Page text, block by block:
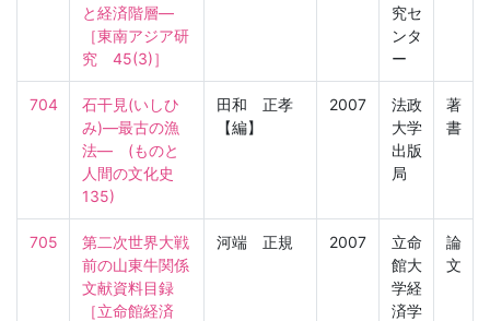
と経済階層―
［東南アジア研
究　45(3)］
究セ
ンタ
ー
704
石干見(いしひ
み)―最古の漁
法―　(ものと
人間の文化史
135)
田和 正孝
【編】
2007
法政
大学
出版
局
著
書
705
第二次世界大戦
前の山東牛関係
文献資料目録
［立命館経済
河端 正規 2007
立命
館大
学経
済学
論
文